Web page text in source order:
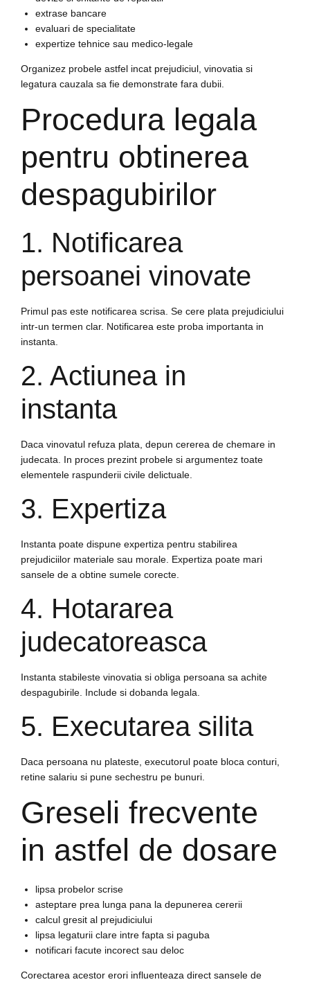
extrase bancare
evaluari de specialitate
expertize tehnice sau medico-legale
Organizez probele astfel incat prejudiciul, vinovatia si
legatura cauzala sa fie demonstrate fara dubii.
Procedura legala
pentru obtinerea
despagubirilor
1. Notificarea
persoanei vinovate
Primul pas este notificarea scrisa. Se cere plata prejudiciului
intr-un termen clar. Notificarea este proba importanta in
instanta.
2. Actiunea in
instanta
Daca vinovatul refuza plata, depun cererea de chemare in
judecata. In proces prezint probele si argumentez toate
elementele raspunderii civile delictuale.
3. Expertiza
Instanta poate dispune expertiza pentru stabilirea
prejudiciilor materiale sau morale. Expertiza poate mari
sansele de a obtine sumele corecte.
4. Hotararea
judecatoreasca
Instanta stabileste vinovatia si obliga persoana sa achite
despagubirile. Include si dobanda legala.
5. Executarea silita
Daca persoana nu plateste, executorul poate bloca conturi,
retine salariu si pune sechestru pe bunuri.
Greseli frecvente
in astfel de dosare
lipsa probelor scrise
asteptare prea lunga pana la depunerea cererii
calcul gresit al prejudiciului
lipsa legaturii clare intre fapta si paguba
notificari facute incorect sau deloc
Corectarea acestor erori influenteaza direct sansele de